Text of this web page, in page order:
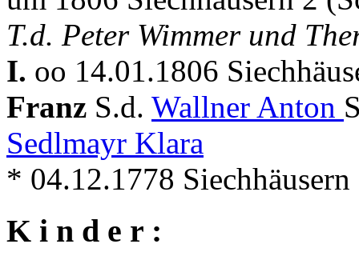
T.d. Peter Wimmer und
I. oo 14.01.1806
Franz S.d. Wallner Anton
Sedlmayr Klara
* 04.12.1778
K i n d e r :